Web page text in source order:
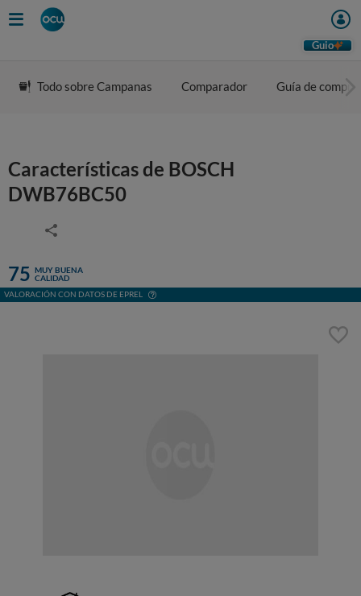
Guio
Todo sobre Campanas Comparador Guía de compra
Características de BOSCH
DWB76BC50
75 MUY BUENA
CALIDAD
VALORACIÓN CON DATOS DE EPREL